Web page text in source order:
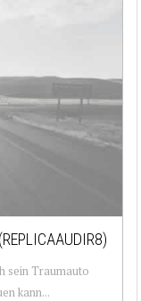
sein Traumauto
kann...